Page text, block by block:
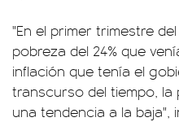
"En el primer trimestre
pobreza del 24% que
inflación que tenía el
transcurso del tiempo,
una tendencia a la baja",